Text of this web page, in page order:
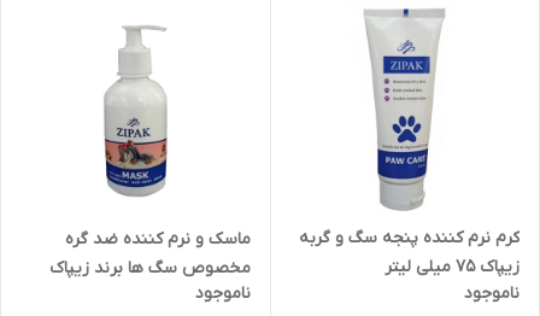
کرم نرم کننده پنجه سگ و گربه
زیپاک 75 میلی لیتر
ناموجود
ماسک و نرم کننده ضد گره
مخصوص سگ ها برند زیپاک
سایز ۲۵۰ میل zipak
ناموجود